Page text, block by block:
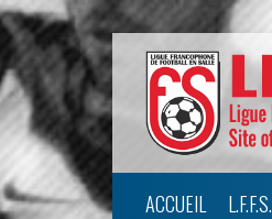
ACCUEIL L.F.F.S.